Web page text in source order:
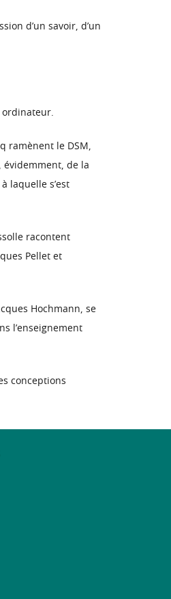
d’un savoir, d’un
ordinateur.
ramènent le DSM,
évidemment, de la
laquelle s’est
racontent
Pellet et
Hochmann, se
l’enseignement
conceptions